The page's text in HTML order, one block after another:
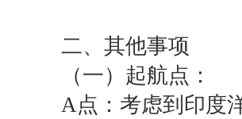
二、其他事项
（一）起航点：
A点：考虑到印度